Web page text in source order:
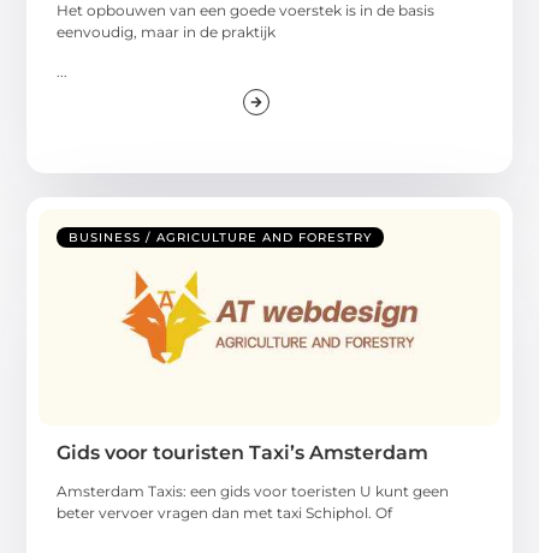
Het opbouwen van een goede voerstek is in de basis
eenvoudig, maar in de praktijk
BUSINESS / AGRICULTURE AND FORESTRY
Gids voor touristen Taxi’s Amsterdam
Amsterdam Taxis: een gids voor toeristen U kunt geen
beter vervoer vragen dan met taxi Schiphol. Of